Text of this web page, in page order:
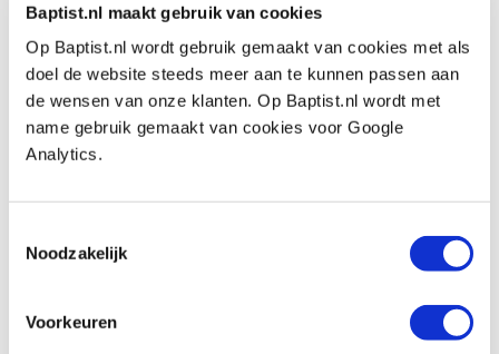
Baptist.nl maakt gebruik van cookies
Op Baptist.nl wordt gebruik gemaakt van cookies met als
doel de website steeds meer aan te kunnen passen aan
de wensen van onze klanten. Op Baptist.nl wordt met
name gebruik gemaakt van cookies voor Google
Analytics.
Noodzakelijk
Voorkeuren
€ 579,00 incl. btw
Op voorraad
Vergelijken
met luchtventilatie